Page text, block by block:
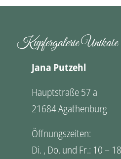
Kupfergalerie Unikate
Jana Putzehl
Hauptstraße 57 a
21684 Agathenburg
Öffnungszeiten:
Di. , Do. und Fr.: 10 –